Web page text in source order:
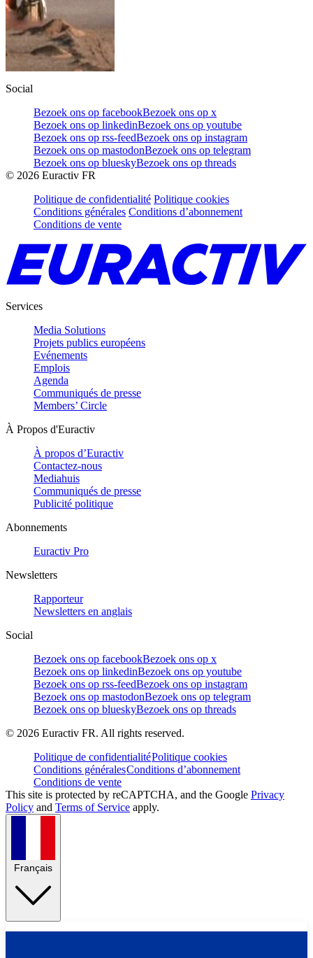
Social
Bezoek ons op facebookBezoek ons op x
Bezoek ons op linkedinBezoek ons op youtube
Bezoek ons op rss-feedBezoek ons op instagram
Bezoek ons op mastodonBezoek ons op telegram
Bezoek ons op blueskyBezoek ons op threads
© 2026 Euractiv FR
Politique de confidentialité Politique cookies
Conditions générales Conditions d’abonnement
Conditions de vente
Services
Media Solutions
Projets publics européens
Evénements
Emplois
Agenda
Communiqués de presse
Members’ Circle
À Propos d'Euractiv
À propos d’Euractiv
Contactez-nous
Mediahuis
Communiqués de presse
Publicité politique
Abonnements
Euractiv Pro
Newsletters
Rapporteur
Newsletters en anglais
Social
Bezoek ons op facebookBezoek ons op x
Bezoek ons op linkedinBezoek ons op youtube
Bezoek ons op rss-feedBezoek ons op instagram
Bezoek ons op mastodonBezoek ons op telegram
Bezoek ons op blueskyBezoek ons op threads
© 2026 Euractiv FR. All rights reserved.
Politique de confidentialitéPolitique cookies
Conditions généralesConditions d’abonnement
Conditions de vente
This site is protected by reCAPTCHA, and the Google Privacy
Policy and Terms of Service apply.
Français